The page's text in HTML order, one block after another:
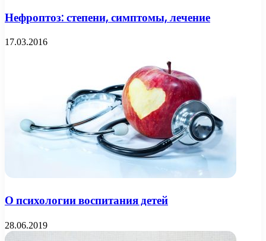
Нефроптоз: степени, симптомы, лечение
17.03.2016
О психологии воспитания детей
28.06.2019